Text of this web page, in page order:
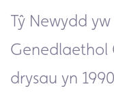
Tŷ Newydd
Genedlaethol
drysau yn